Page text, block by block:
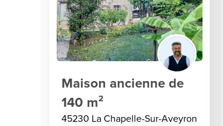
Maison ancienne de
140 m²
45230 La Chapelle-Sur-Aveyron